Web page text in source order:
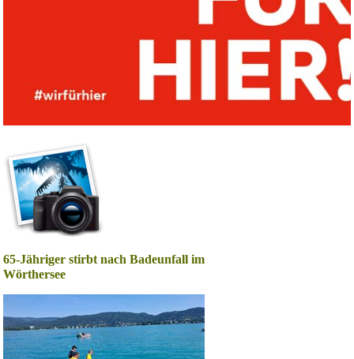
65-Jähriger stirbt nach Badeunfall im
Wörthersee